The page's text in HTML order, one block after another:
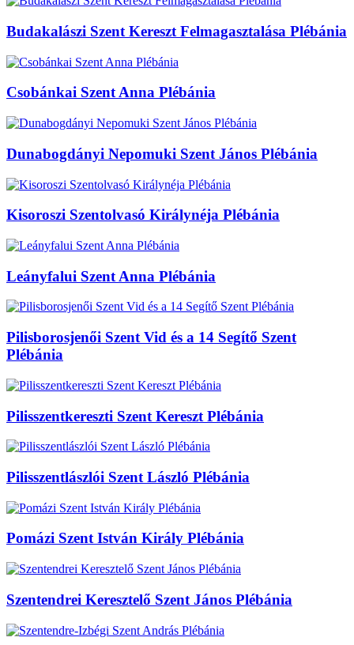
Budakalászi Szent Kereszt Felmagasztalása Plébánia
Csobánkai Szent Anna Plébánia
Dunabogdányi Nepomuki Szent János Plébánia
Kisoroszi Szentolvasó Királynéja Plébánia
Leányfalui Szent Anna Plébánia
Pilisborosjenői Szent Vid és a 14 Segítő Szent
Plébánia
Pilisszentkereszti Szent Kereszt Plébánia
Pilisszentlászlói Szent László Plébánia
Pomázi Szent István Király Plébánia
Szentendrei Keresztelő Szent János Plébánia